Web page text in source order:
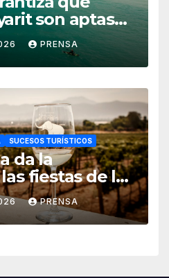
son aptas
PRENSA
SUCESOS TURÍSTICOS
da la
fiestas de la
PRENSA